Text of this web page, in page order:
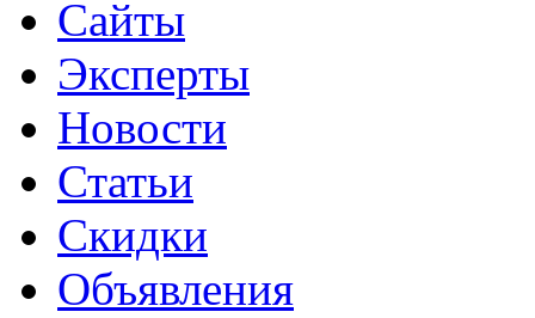
Сайты
Эксперты
Новости
Статьи
Скидки
Объявления